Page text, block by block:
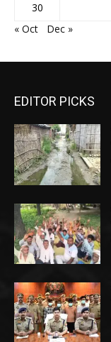
30
« Oct
Dec »
EDITOR PICKS